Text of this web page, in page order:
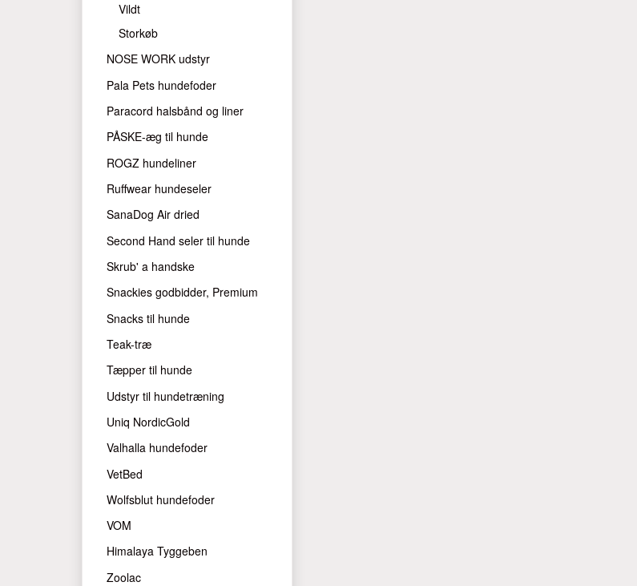
Vildt
Storkøb
NOSE WORK udstyr
Pala Pets hundefoder
Paracord halsbånd og liner
PÅSKE-æg til hunde
ROGZ hundeliner
Ruffwear hundeseler
SanaDog Air dried
Second Hand seler til hunde
Skrub' a handske
Snackies godbidder, Premium
Snacks til hunde
Teak-træ
Tæpper til hunde
Udstyr til hundetræning
Uniq NordicGold
Valhalla hundefoder
VetBed
Wolfsblut hundefoder
VOM
Himalaya Tyggeben
Zoolac